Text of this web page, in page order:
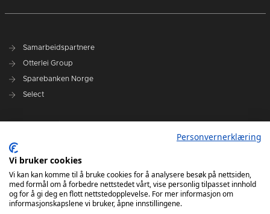
Samarbeidspartnere
Otterlei Group
Sparebanken Norge
Select
Spillerstall
Administrasjon
Styret
Personvernerklæring
Vi bruker cookies
Vi kan kan komme til å bruke cookies for å analysere besøk på nettsiden,
med formål om å forbedre nettstedet vårt, vise personlig tilpasset innhold
og for å gi deg en flott nettstedopplevelse. For mer informasjon om
informasjonskapslene vi bruker, åpne innstillingene.